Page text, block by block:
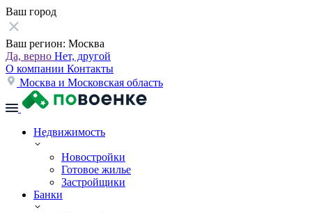
Ваш город
Ваш регион: Москва
Да, верно Нет, другой
О компании Контакты
Москва и Московская область
Недвижимость
Новостройки
Готовое жилье
Застройщики
Банки